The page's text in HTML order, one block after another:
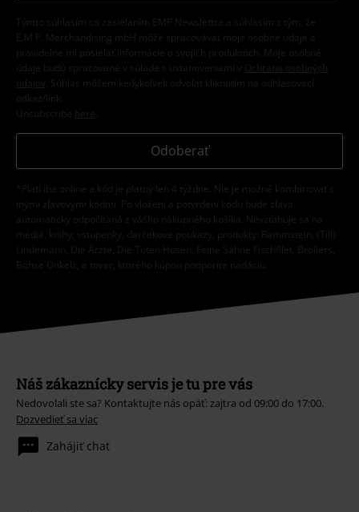
Týmto súhlasím so zasielaním EMP Newslettra a súhlasím s tým, že
E.M.P. Merchandising mbH môže spracovávať moje osobné údaje a
pravidelne mi posielať informácie o svojich produktoch. Moje osobné
údaje budú spracované v súlade s ustanoveniami v
Ochrana osobných
údajov
. Súhlas môžem kedykoľvek odvolať kliknutím na odhlasovací
odkaz/link.
Unsubscribe here
Odoberať
*Platí iba online a kód je platný len 4 týždne. Nie je možné kombinovať s
inými zľavovými kódmi. Po vložení a potvrdení kódu bude zľava
automaticky odpočítaná z vášho nákupného košíka. Nevzťahuje sa na
médiá, knihy, vstupenky, darčekové poukazy, produkty: Rammstein, (Till)
Lindemann, Die Ärzte, Die Toten Hosen, Feine Sahne Fischfilet, Broilers,
Böhse Onkelz, a tovar, ktorého kúpou podporíte nadáciu.
Náš zákaznícky servis je tu pre vás
Nedovolali ste sa? Kontaktujte nás opäť: zajtra od 09:00 do 17:00.
Dozvedieť sa viac
Zahájiť chat